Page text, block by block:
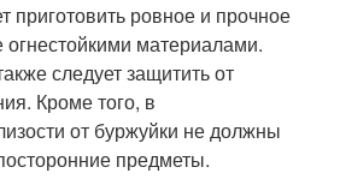
приготовить ровное и прочное
материалами.
следует защитить от
Кроме того, в
от буржуйки не должны
предметы.